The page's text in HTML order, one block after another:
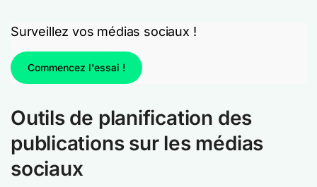
Surveillez vos médias sociaux !
Commencez l'essai !
Outils de planification des
publications sur les médias
sociaux